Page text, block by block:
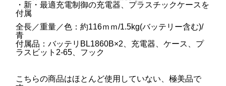
・新・最適充電制御の充電器、プラスチックケースを
付属
全長／重量／色：約116ｍｍ/1.5kg(バッテリー含む)/
青
付属品：バッテリBL1860B×2、充電器、ケース、プ
ラスビット2-65、フック
こちらの商品はほとんど使用していない、極美品で